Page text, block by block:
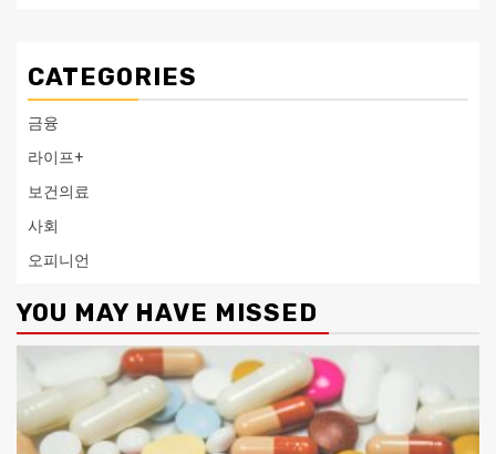
CATEGORIES
금융
라이프+
보건의료
사회
오피니언
YOU MAY HAVE MISSED